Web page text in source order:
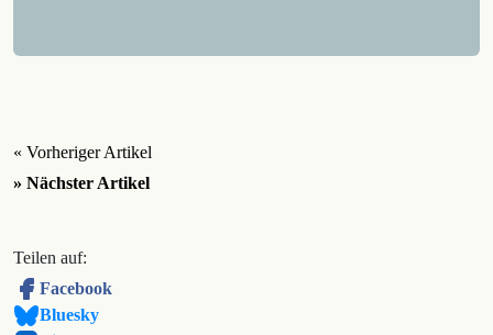
« Vorheriger Artikel
» Nächster Artikel
Teilen auf:
Facebook
Bluesky